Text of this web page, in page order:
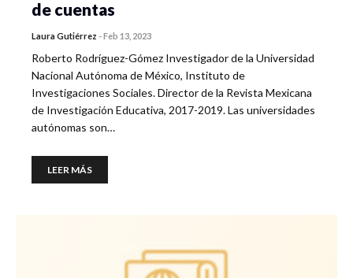
de cuentas
Laura Gutiérrez -Feb 13, 2023
Roberto Rodríguez-Gómez Investigador de la Universidad
Nacional Autónoma de México, Instituto de
Investigaciones Sociales. Director de la Revista Mexicana
de Investigación Educativa, 2017-2019. Las universidades
autónomas son…
LEER MÁS